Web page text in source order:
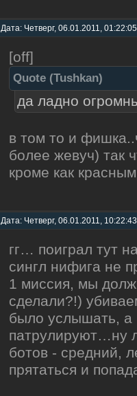
Дата: Четверг, 06.01.2011,
[off]
Quote (Tushkan)
да ладно
в том то и
более жевуч) так
кроме как
Дата: Четверг, 06.01.2011,
гг… поиграл тут
сингл нифига не
1 миссия, мы
сделали?!)
было услышать, а
патрулируют…ну
ботов - средний,
прятаться и